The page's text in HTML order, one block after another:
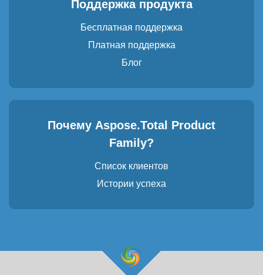
Поддержка продукта
Бесплатная поддержка
Платная поддержка
Блог
Почему Aspose.Total Product
Family?
Список клиентов
Истории успеха